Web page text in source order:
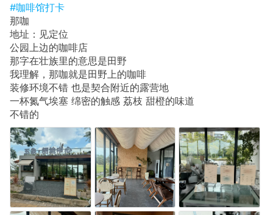
#咖啡馆打卡
那咖
地址：见定位
公园上边的咖啡店
那字在壮族里的意思是田野
我理解，那咖就是田野上的咖啡
装修环境不错 也是契合附近的露营地
一杯氮气埃塞 绵密的触感 荔枝 甜橙的味道
不错的